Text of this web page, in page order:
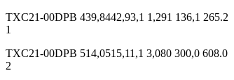
TXC21-00DPB 439,8442,93,1 1,291 136,1 265.2
1
TXC21-00DPB 514,0515,11,1 3,080 300,0 608.0
2